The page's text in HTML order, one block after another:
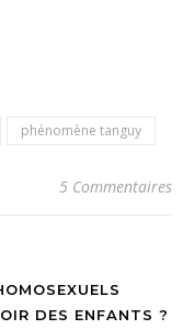
phénomène tanguy
5 Commentaires
DES ENFANTS ?